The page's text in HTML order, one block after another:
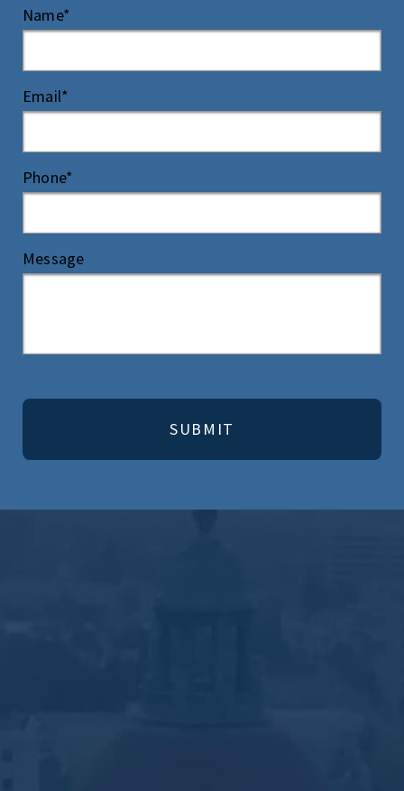
Name*
Email*
Phone*
Message